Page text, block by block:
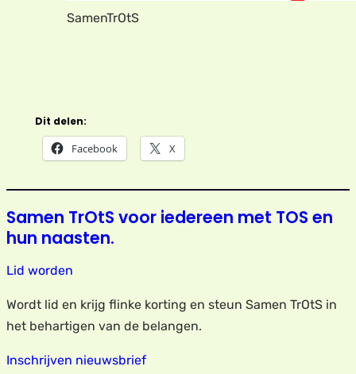
SamenTrOtS
Dit delen:
Facebook X
Samen TrOtS voor iedereen met TOS en
hun naasten.
Lid worden
Wordt lid en krijg flinke korting en steun Samen TrOtS in
het behartigen van de belangen.
Inschrijven nieuwsbrief